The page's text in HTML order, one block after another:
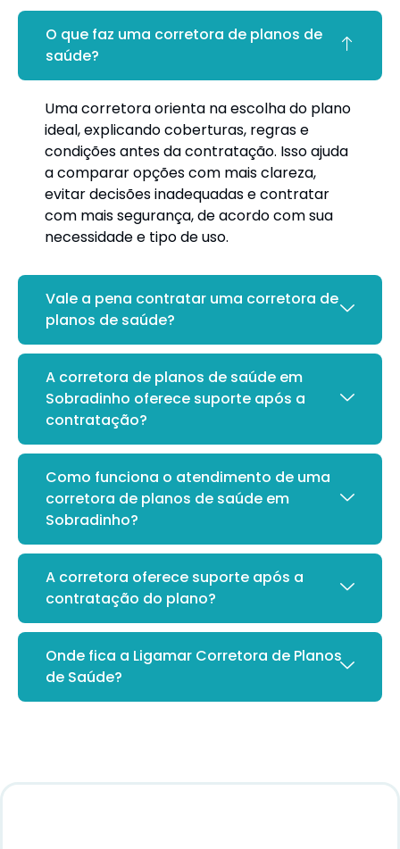
O que faz uma corretora de planos de
saúde?
Uma corretora orienta na escolha do plano
ideal, explicando coberturas, regras e
condições antes da contratação. Isso ajuda
a comparar opções com mais clareza,
evitar decisões inadequadas e contratar
com mais segurança, de acordo com sua
necessidade e tipo de uso.
Vale a pena contratar uma corretora de
planos de saúde?
A corretora de planos de saúde em
Sobradinho oferece suporte após a
contratação?
Como funciona o atendimento de uma
corretora de planos de saúde em
Sobradinho?
A corretora oferece suporte após a
contratação do plano?
Onde fica a Ligamar Corretora de Planos
de Saúde?